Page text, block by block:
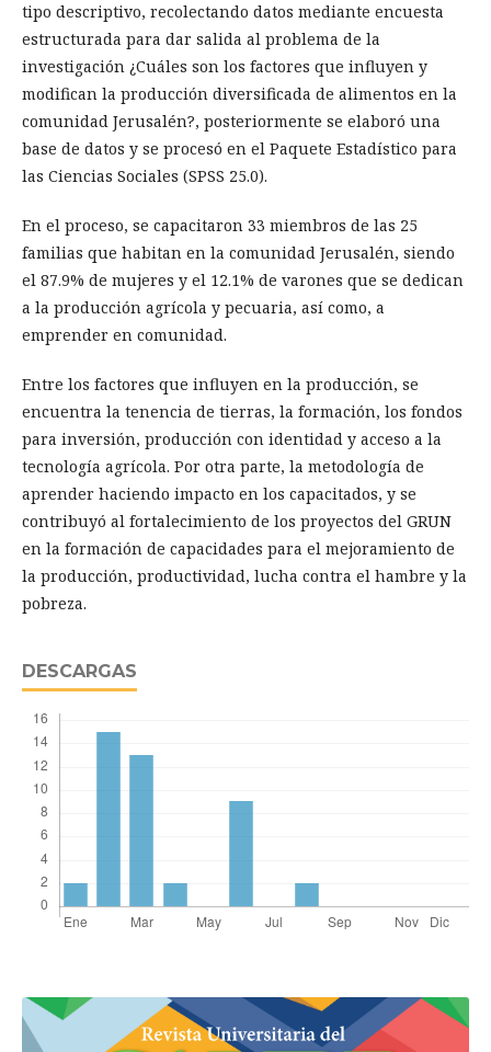
tipo descriptivo, recolectando datos mediante encuesta
estructurada para dar salida al problema de la
investigación ¿Cuáles son los factores que influyen y
modifican la producción diversificada de alimentos en la
comunidad Jerusalén?, posteriormente se elaboró una
base de datos y se procesó en el Paquete Estadístico para
las Ciencias Sociales (SPSS 25.0).
En el proceso, se capacitaron 33 miembros de las 25
familias que habitan en la comunidad Jerusalén, siendo
el 87.9% de mujeres y el 12.1% de varones que se dedican
a la producción agrícola y pecuaria, así como, a
emprender en comunidad.
Entre los factores que influyen en la producción, se
encuentra la tenencia de tierras, la formación, los fondos
para inversión, producción con identidad y acceso a la
tecnología agrícola. Por otra parte, la metodología de
aprender haciendo impacto en los capacitados, y se
contribuyó al fortalecimiento de los proyectos del GRUN
en la formación de capacidades para el mejoramiento de
la producción, productividad, lucha contra el hambre y la
pobreza.
DESCARGAS